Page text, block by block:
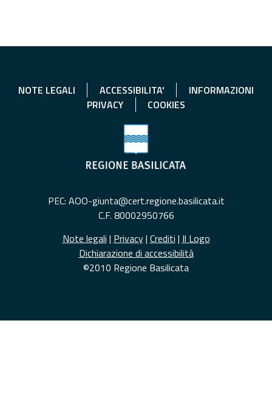
NOTE LEGALI ACCESSIBILITA'
INFORMAZIONI
PRIVACY
COOKIES
PEC: AOO-giunta@cert.regione.basilicata.it
C.F. 80002950766
Note legali | Privacy| Crediti | Il Logo
Dichiarazione di accessibilità
©2010 Regione Basilicata